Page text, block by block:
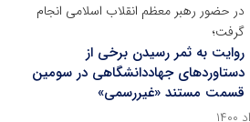
در حضور رهبر معظم انقلاب اسلامی انجام
گرفت؛
روایت به ثمر رسیدن برخی از
دستاوردهای جهاددانشگاهی در سومین
قسمت مستند «غیررسمی»